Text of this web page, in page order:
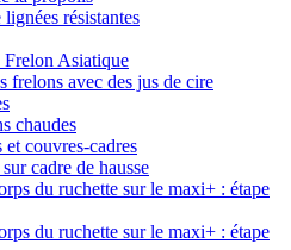
résistantes
Asiatique
frelons avec des jus de cire
chaudes
et couvres-cadres
cadre de hausse
du ruchette sur le maxi+ : étape
du ruchette sur le maxi+ : étape